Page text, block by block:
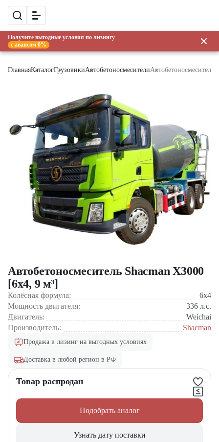
Получите выгодные условия по лизингу
с авансом 0%
ГлавнаяКаталогГрузовикиАвтобетоносмесителиАвтобетоносмеситель
Автобетоносмеситель Shacman X3000
[6x4, 9 м³]
Колёсная формула:
6x4
Мощность двигателя:
336 л.с.
Двигатель:
Weichai
Производитель:
Shacman
Продажа в лизинг на выгодных условиях
Доставка в любой регион в РФ
Товар распродан
Подобрать аналог
Узнать дату поставки